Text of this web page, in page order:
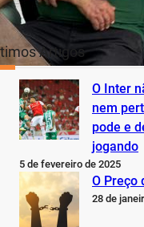
Artigos
O Inter
nem
pode e
jogando
5 de fevereiro de 2025
O Preço
28 de